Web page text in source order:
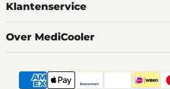
Klantenservice
Over MediCooler